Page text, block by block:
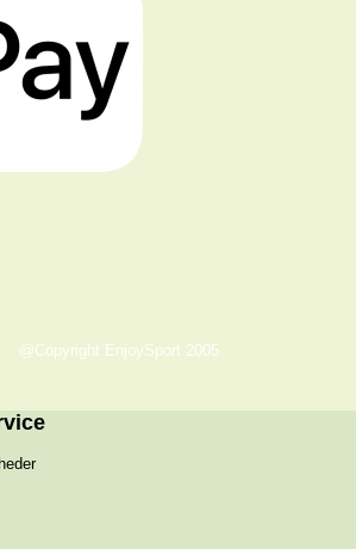
@Copyright EnjoySport 2005